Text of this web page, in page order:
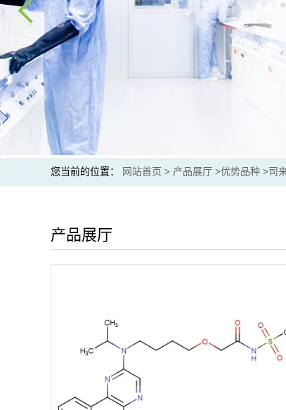
您当前的位置： 网站首页 > 产品展厅 >优势品种 >司
产品展厅